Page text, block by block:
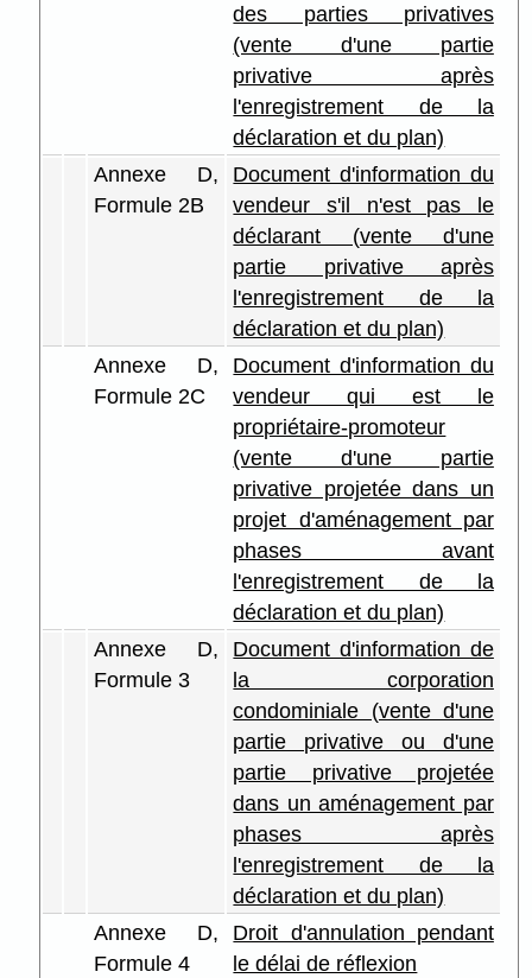
des parties privatives
(vente d'une partie
privative après
l'enregistrement de la
déclaration et du plan)
Annexe D,
Formule 2B
Document d'information du
vendeur s'il n'est pas le
déclarant (vente d'une
partie privative après
l'enregistrement de la
déclaration et du plan)
Annexe D,
Formule 2C
Document d'information du
vendeur qui est le
propriétaire-promoteur
(vente d'une partie
privative projetée dans un
projet d'aménagement par
phases avant
l'enregistrement de la
déclaration et du plan)
Annexe D,
Formule 3
Document d'information de
la corporation
condominiale (vente d'une
partie privative ou d'une
partie privative projetée
dans un aménagement par
phases après
l'enregistrement de la
déclaration et du plan)
Annexe D,
Formule 4
Droit d'annulation pendant
le délai de réflexion